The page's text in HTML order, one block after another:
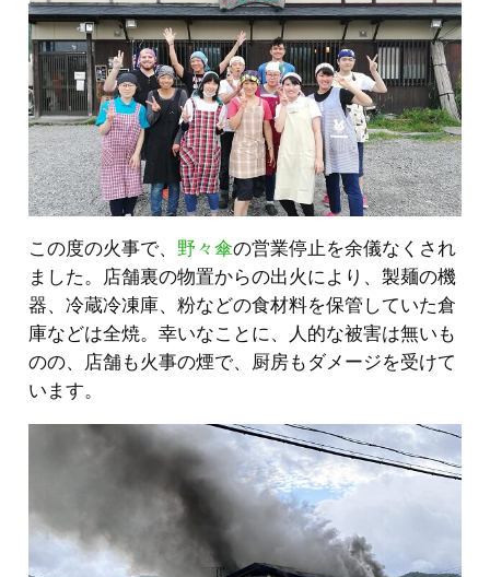
この度の火事で、 野々傘の営業停止を余儀なくされ
ました。店舗裏の物置からの出火により、製麺の機
器、冷蔵冷凍庫、粉などの食材料を保管していた倉
庫などは全焼。幸いなことに、人的な被害は無いも
のの、店舗も火事の煙で、厨房もダメージを受けて
います。